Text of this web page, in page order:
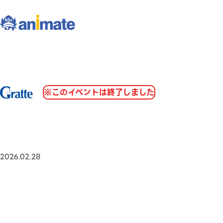
※このイベントは終了しました
2026.02.28